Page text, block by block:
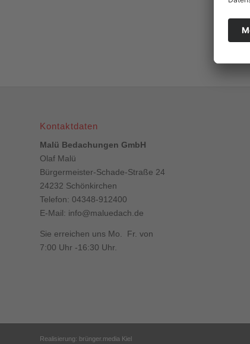
Kontaktdaten
Malü Bedachungen GmbH
Olaf Malü
Bürgermeister-Schade-Straße 24
24232 Schönkirchen
Telefon: 04348-912400
E-Mail: info@maluedach.de
Sie erreichen uns Mo. Fr. von
7:00 Uhr -16:30 Uhr.
Realisierung: brünger.media Kiel